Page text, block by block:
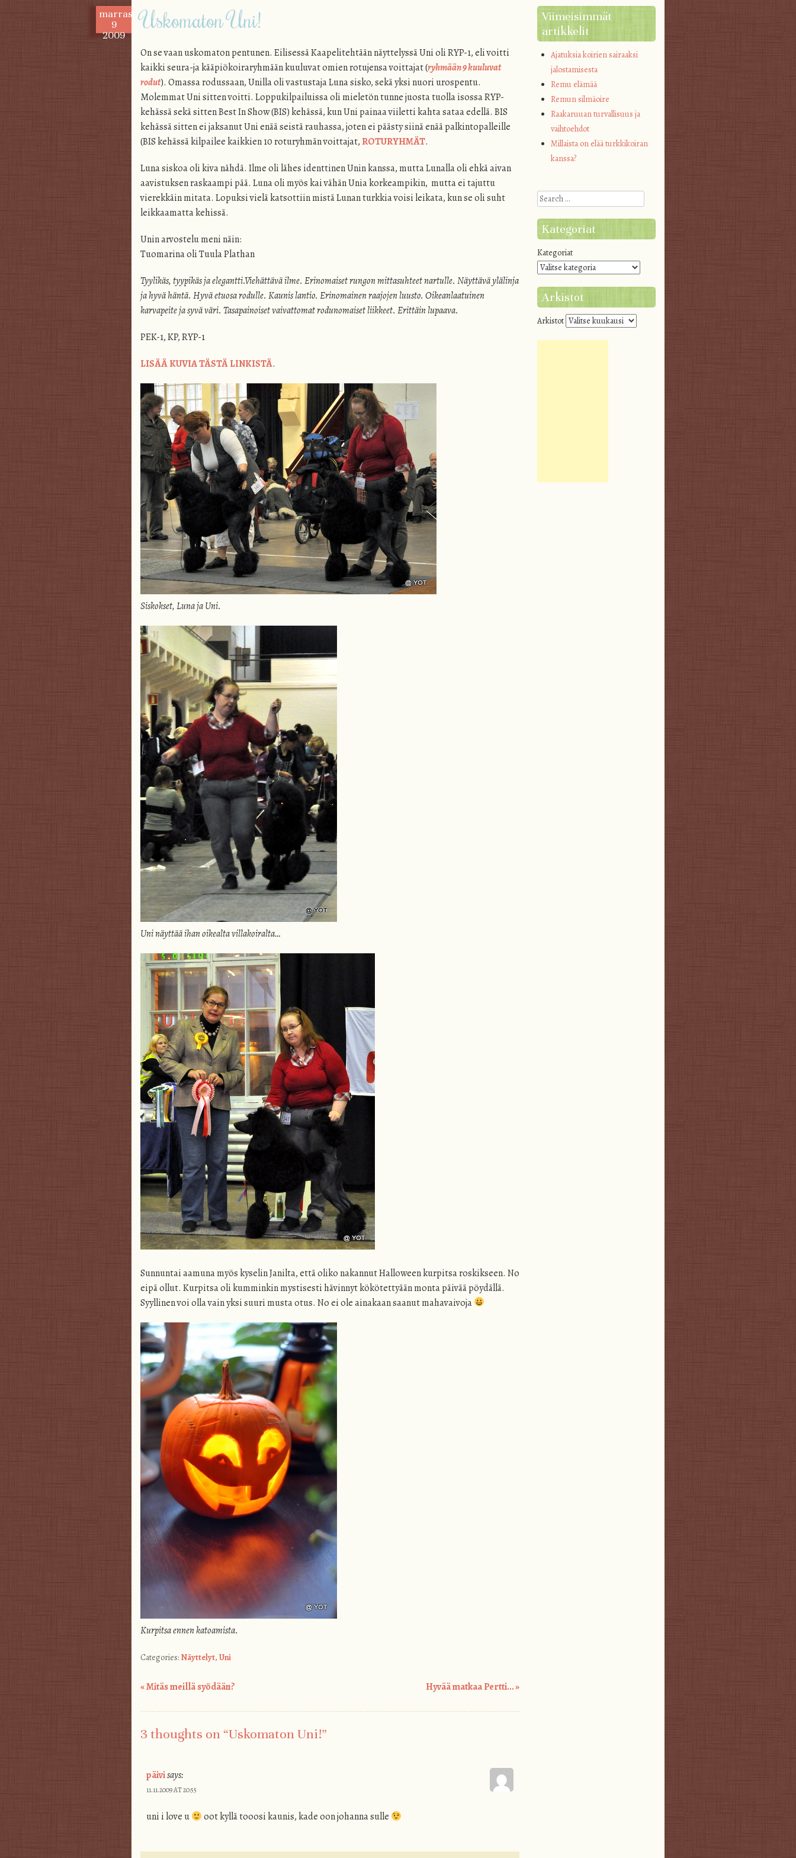
marras
9
2009
Uskomaton Uni!
On se vaan uskomaton pentunen. Eilisessä Kaapelitehtään näyttelyssä Uni oli RYP-1, eli voitti
kaikki seura-ja kääpiökoiraryhmään kuuluvat omien rotujensa voittajat (ryhmään 9 kuuluvat
rodut). Omassa rodussaan, Unilla oli vastustaja Luna sisko, sekä yksi nuori urospentu.
Molemmat Uni sitten voitti. Loppukilpailuissa oli mieletön tunne juosta tuolla isossa RYP-
kehässä sekä sitten Best In Show (BIS) kehässä, kun Uni painaa viiletti kahta sataa edellä. BIS
kehässä sitten ei jaksanut Uni enää seistä rauhassa, joten ei päästy siinä enää palkintopalleille
(BIS kehässä kilpailee kaikkien 10 roturyhmän voittajat,ROTURYHMÄT.
Luna siskoa oli kiva nähdä. Ilme oli lähes identtinen Unin kanssa, mutta Lunalla oli ehkä aivan
aavistuksen raskaampi pää. Luna oli myös kai vähän Unia korkeampikin, mutta ei tajuttu
vierekkäin mitata. Lopuksi vielä katsottiin mistä Lunan turkkia voisi leikata, kun se oli suht
leikkaamatta kehissä.
Unin arvostelu meni näin:
Tuomarina oli Tuula Plathan
Tyylikäs, tyypikäs ja elegantti.Viehättävä ilme. Erinomaiset rungon mittasuhteet nartulle. Näyttävä ylälinja
ja hyvä häntä. Hyvä etuosa rodulle. Kaunis lantio. Erinomainen raajojen luusto. Oikeanlaatuinen
karvapeite ja syvä väri. Tasapainoiset vaivattomat rodunomaiset liikkeet. Erittäin lupaava.
PEK-1, KP, RYP-1
LISÄÄ KUVIA TÄSTÄ LINKISTÄ.
Siskokset, Luna ja Uni.
Uni näyttää ihan oikealta villakoiralta…
Sunnuntai aamuna myös kyselin Janilta, että oliko nakannut Halloween kurpitsa roskikseen. No
eipä ollut. Kurpitsa oli kumminkin mystisesti hävinnyt kökötettyään monta päivää pöydällä.
Syyllinen voi olla vain yksi suuri musta otus. No ei ole ainakaan saanut mahavaivoja
Kurpitsa ennen katoamista.
Categories: Näyttelyt, Uni
«Mitäs meillä syödään? Hyvää matkaa Pertti…»
3 thoughts on “Uskomaton Uni!”
päivisays:
11.11.2009 AT 20:55
uni i love u oot kyllä tooosi kaunis, kade oon johanna sulle
Viimeisimmät
artikkelit
Ajatuksia koirien sairaaksi
jalostamisesta
Remu elämää
Remun silmäoire
Raakaruuan turvallisuus ja
vaihtoehdot
Millaista on elää turkkikoiran
kanssa?
Search
Kategoriat
Kategoriat
Arkistot
Arkistot